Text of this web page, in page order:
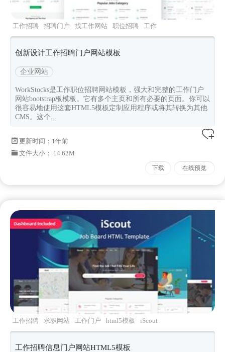
工作招聘 招聘门户 找工作网站 职位招聘
工作
门户
创新设计工作招聘门户网站模板
企业网站
WorkStocks是工作职位招聘网站模板，强大和完整的工作门户
网站bootstrap板模板。它有多个主页和所有必要的页面。你可以
很容易地使用这套HTML5模板定制应用程序或将其转换为其他
CMS。这个...
更新时间： 1年前
文件大小： 14.62M
下载 在线预览
工作招聘 求职网站 工作门户 html5模板 iScout
工作招聘信息门户网站HTML5模板